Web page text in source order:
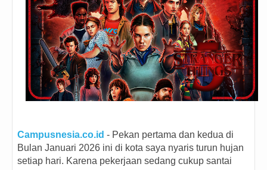
Campusnesia.co.id - Pekan pertama dan kedua di
Bulan Januari 2026 ini di kota saya nyaris turun hujan
setiap hari. Karena pekerjaan sedang cukup santai